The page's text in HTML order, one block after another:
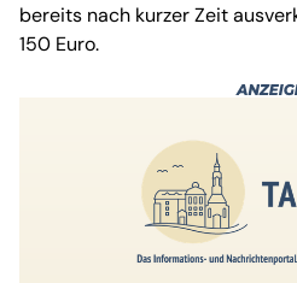
bereits nach kurzer Zeit
150 Euro.